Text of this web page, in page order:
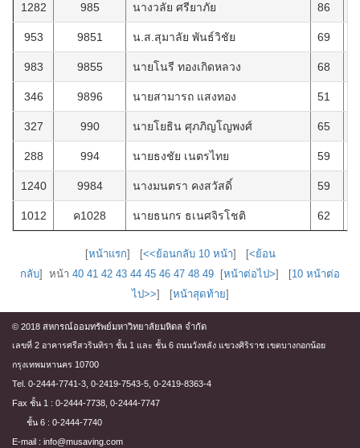
1282 985 นางวลัย ศรียาภัย 86
953 9851 น.ส.สุมาลัย พันธ์วิชัย 69
983 9855 นายโนรี ทองเกิดหลวง 68
346 9896 นายสามารถ แสงทอง 51
327 990 นายโยธิน ศุภภิญโญพงศ์ 65
288 994 นายธงชัย เนตรไทย 59
1240 9984 นางมนตรา คงสวัสดิ์ 59
1012 ค1028 นายธนกร ธเนศจิรโชติ 62
[หน้าแรก] [<<ย้อนกลับ 10 หน้า] [<ย้อน
กลับ] หน้า 40 41 42 43 44 45 46 47 48 49 [หน้าต่อไป>] [10 หน้าต่อ
ไป>>] [หน้าสุดท้าย]
© 2018 สหกรณ์ออมทรัพย์มหาวิทยาลัยมหิดล จำกัด
เลขที่ 2 อาคารศรีสวรินทิรา ชั้น 1 และ ชั้น 6 ถนนวังหลัง แขวงศิริราช เขตบางกอกน้อย
กรุงเทพมหานคร 10700
Tel. 0-2444-7741-3, 0-2419-7543-5, 0-2419-8363-4
Fax ชั้น 1 : 0-2444-7738, 0-2444-7747
ชั้น 6 : 0-2444-7740
E-mail : info@musaving.com